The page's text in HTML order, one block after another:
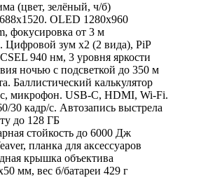
(цвет, зелёный, ч/б)
OLED 1280x960
фокусировка от 3 м
Цифровой зум x2 (2 вида), PiP
940 нм, 3 уровня яркости
ночью с подсветкой до 350 м
Баллистический калькулятор
микрофон. USB-C, HDMI, Wi-Fi.
30 кадр/с. Автозапись выстрела
до 128 ГБ
стойкость до 6000 Дж
планка для аксессуаров
крышка объектива
мм, вес б/батареи 429 г